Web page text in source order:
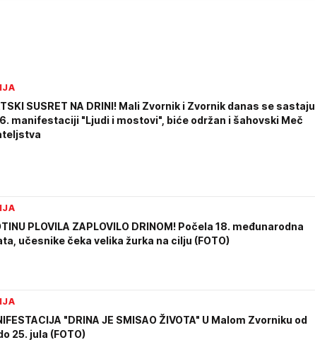
SUSRET NA DRINI! Mali Zvornik i Zvornik danas se sastaju
manifestaciji "Ljudi i mostovi", biće održan i šahovski Meč
PLOVILA ZAPLOVILO DRINOM! Počela 18. međunarodna
učesnike čeka velika žurka na cilju (FOTO)
"DRINA JE SMISAO ŽIVOTA" U Malom Zvorniku od
25. jula (FOTO)